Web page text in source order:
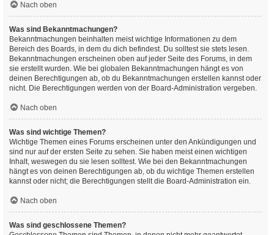
Nach oben
Was sind Bekanntmachungen?
Bekanntmachungen beinhalten meist wichtige Informationen zu dem
Bereich des Boards, in dem du dich befindest. Du solltest sie stets lesen.
Bekanntmachungen erscheinen oben auf jeder Seite des Forums, in dem
sie erstellt wurden. Wie bei globalen Bekanntmachungen hängt es von
deinen Berechtigungen ab, ob du Bekanntmachungen erstellen kannst oder
nicht. Die Berechtigungen werden von der Board-Administration vergeben.
Nach oben
Was sind wichtige Themen?
Wichtige Themen eines Forums erscheinen unter den Ankündigungen und
sind nur auf der ersten Seite zu sehen. Sie haben meist einen wichtigen
Inhalt, weswegen du sie lesen solltest. Wie bei den Bekanntmachungen
hängt es von deinen Berechtigungen ab, ob du wichtige Themen erstellen
kannst oder nicht; die Berechtigungen stellt die Board-Administration ein.
Nach oben
Was sind geschlossene Themen?